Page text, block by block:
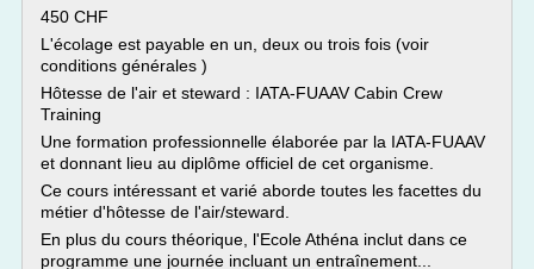
450 CHF
L'écolage est payable en un, deux ou trois fois (voir
conditions générales )
Hôtesse de l'air et steward : IATA-FUAAV Cabin Crew
Training
Une formation professionnelle élaborée par la IATA-FUAAV
et donnant lieu au diplôme officiel de cet organisme.
Ce cours intéressant et varié aborde toutes les facettes du
métier d'hôtesse de l'air/steward.
En plus du cours théorique, l'Ecole Athéna inclut dans ce
programme une journée incluant un entraînement...